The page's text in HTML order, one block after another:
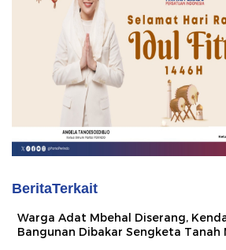
BeritaTerkait
Warga Adat Mbehal Diserang,
Bangunan Dibakar Sengketa Tanah